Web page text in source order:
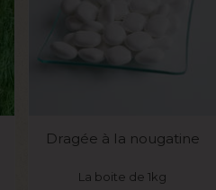
Dragée à la nougatine
La boite de 1kg